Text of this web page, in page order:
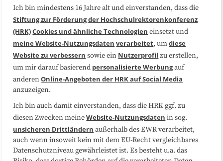
Über uns FAQ
Medienarbeit Kooperationen
Datenschutzerklärung Impressum
Sitemap
Folgen Sie uns
Ich bin mindestens 16 Jahre alt und einverstanden, dass die
Stiftung zur Förderung der Hochschulrektorenkonferenz
(HRK)Cookies und ähnliche Technologien einsetzt und
meine Website-Nutzungsdaten verarbeitet, umdiese
Website zu verbessern sowie ein Nutzerprofil zu erstellen,
um mir darauf basierend personalisierte Werbungauf
anderenOnline-Angeboten der HRK auf Social Media
anzuzeigen.
Ich bin auch damit einverstanden, dass die HRK ggf. zu
diesen Zwecken meineWebsite-Nutzungsdaten in sog.
unsicheren Drittländern außerhalb des EWR verarbeitet,
auch wenn insoweit kein mit dem EU-Recht vergleichbares
Datenschutzniveau gewährleistet ist. Es besteht u.a. das